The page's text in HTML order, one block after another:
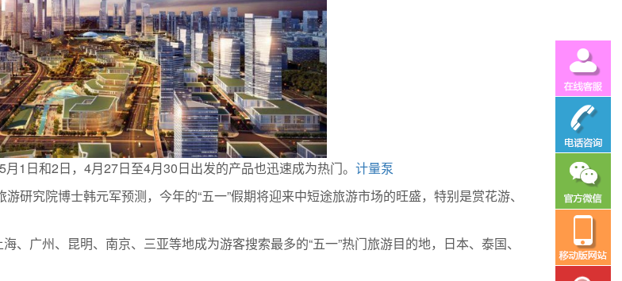
1日和2日，4月27日至4月30日出发的产品也迅速成为热门。 计量泵
研究院博士韩元军预测，今年的“五一”假期将迎来中短途旅游市场的旺盛，特别是赏花游、
广州、昆明、南京、三亚等地成为游客搜索最多的“五一”热门旅游目的地，日本、泰国、